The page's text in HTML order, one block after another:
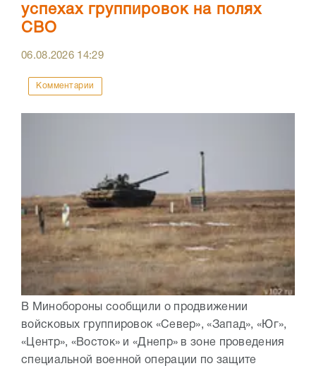
успехах группировок на полях
СВО
06.08.2026 14:29
Комментарии
В Минобороны сообщили о продвижении
войсковых группировок «Север», «Запад», «Юг»,
«Центр», «Восток» и «Днепр» в зоне проведения
специальной военной операции по защите